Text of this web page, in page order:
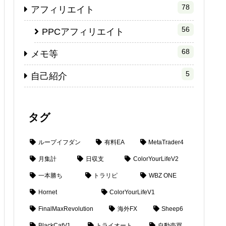
アフィリエイト 78
PPCアフィリエイト 56
メモ等 68
自己紹介 5
タグ
ループイフダン 有料EA MetaTrader4
月集計 日収支 ColorYourLifeV2
一本勝ち トラリピ WBZ ONE
Hornet ColorYourLifeV1
FinalMaxRevolution 海外FX Sheep6